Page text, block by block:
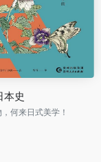
本史
何来日式美学！